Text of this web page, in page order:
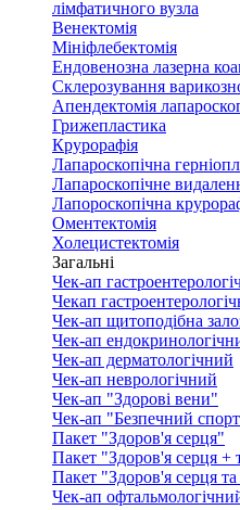
лімфатичного вузла
Венектомія
Мініфлебектомія
Ендовенозна лазерна
Склерозування
Апендектомія
Грижепластика
Крурорафія
Лапароскопічна
Лапароскопічне
Лапороскопічна
Оментектомія
Холецистектомія
Загальні
Чек-ап
Чекап
Чек-ап щитоподібна
Чек-ап
Чек-ап дерматологічний
Чек-ап неврологічний
Чек-ап "Здорові вени"
Чек-ап "Безпечний
Пакет "Здоров'я серця"
Пакет "Здоров'я серця +
Пакет "Здоров'я серця
Чек-ап